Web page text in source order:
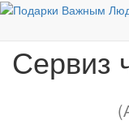
Сервиз